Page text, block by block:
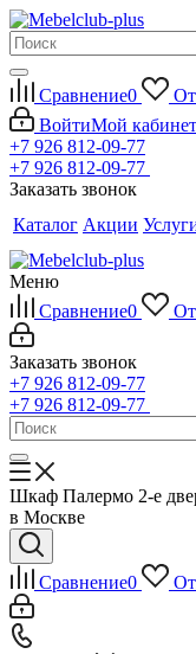
Сравнение0
ВойтиМой кабинет
+7 926 812-09-77
+7 926 812-09-77
Заказать звонок
Каталог Акции
Меню
Сравнение0
Заказать звонок
+7 926 812-09-77
+7 926 812-09-77
Шкаф Палермо 2-е
в Москве
Сравнение0